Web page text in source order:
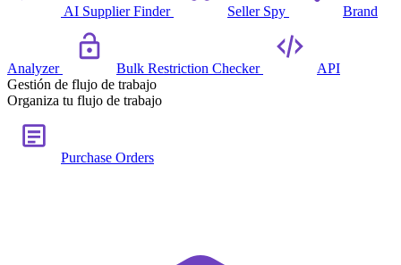
AI Supplier Finder Seller Spy Brand
Analyzer Bulk Restriction Checker
API
Gestión de flujo de trabajo
Organiza tu flujo de trabajo
Purchase Orders